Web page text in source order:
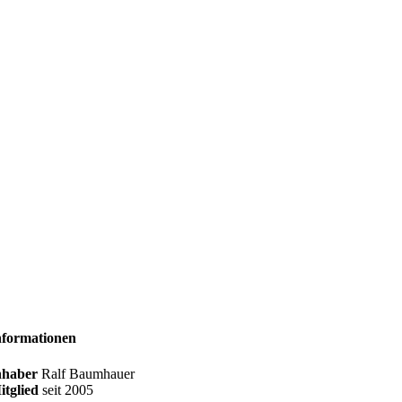
Ralf Baumhauer
seit 2005